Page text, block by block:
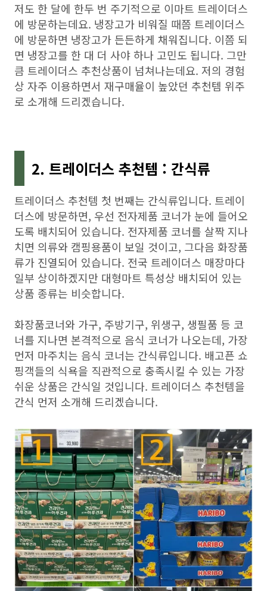
저도 한 달에 한두 번 주기적으로 이마트 트레이더스
에 방문하는데요. 냉장고가 비워질 때쯤 트레이더스
에 방문하면 냉장고가 든든하게 채워집니다. 이쯤 되
면 냉장고를 한 대 더 사야 하나 고민도 됩니다. 그만
큼 트레이더스 추천상품이 넘쳐나는데요. 저의 경험
상 자주 이용하면서 재구매율이 높았던 추천템 위주
로 소개해 드리겠습니다.
2. 트레이더스 추천템 : 간식류
트레이더스 추천템 첫 번째는 간식류입니다. 트레이
더스에 방문하면, 우선 전자제품 코너가 눈에 들어오
도록 배치되어 있습니다. 전자제품 코너를 살짝 지나
치면 의류와 캠핑용품이 보일 것이고, 그다음 화장품
류가 진열되어 있습니다. 전국 트레이더스 매장마다
일부 상이하겠지만 대형마트 특성상 배치되어 있는
상품 종류는 비슷합니다.
화장품코너와 가구, 주방기구, 위생구, 생필품 등 코
너를 지나면 본격적으로 음식 코너가 나오는데, 가장
먼저 마주치는 음식 코너는 간식류입니다. 배고픈 쇼
핑객들의 식욕을 직관적으로 충족시킬 수 있는 가장
쉬운 상품은 간식일 것입니다. 트레이더스 추천템을
간식 먼저 소개해 드리겠습니다.